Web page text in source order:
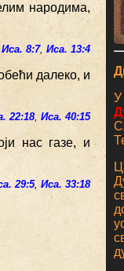
народима,
Иса. 8:7,Иса. 13:4
далеко, и
22:18,Иса. 40:15
нас газе, и
29:5,Иса. 33:18